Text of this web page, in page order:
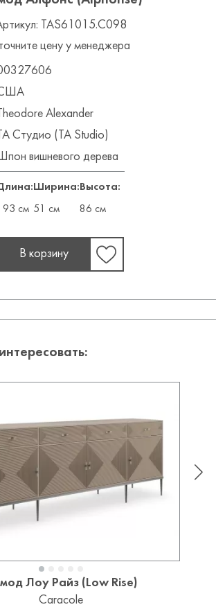
TAS61015.C098
цену у менеджера
Theodore Alexander
ТА Студио (TA Studio)
вишневого дерева
193 см
Ширина:
51 см
Высота:
86 см
В корзину
Лоу Райз (Low Rise)
Caracole